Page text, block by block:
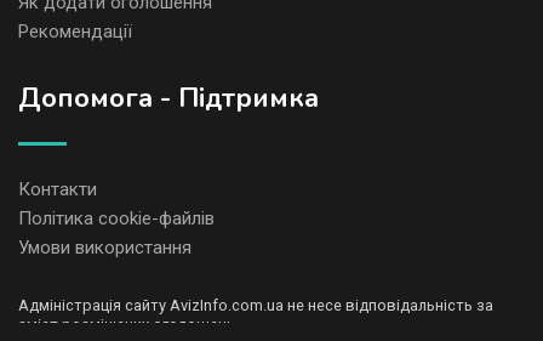
Рекомендації
Допомога - Підтримка
Контакти
Політика cookie-файлів
Умови використання
Адміністрація сайту AvizInfo.com.ua не несе відповідальність за
зміст розміщених оголошень.